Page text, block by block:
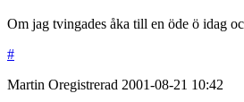
Om jag tvingades åka till en öde ö idag
#
Martin Oregistrerad 2001-08-21 10:42